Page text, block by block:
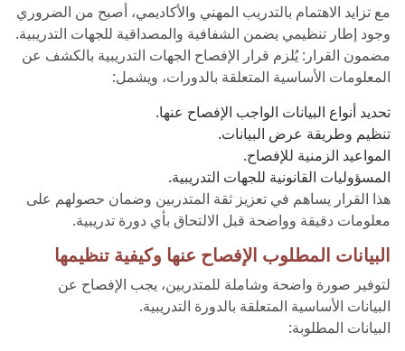
مع تزايد الاهتمام بالتدريب المهني والأكاديمي، أصبح من الضروري
وجود إطار تنظيمي يضمن الشفافية والمصداقية للجهات التدريبية.
مضمون القرار: يُلزم قرار الإفصاح الجهات التدريبية بالكشف عن
المعلومات الأساسية المتعلقة بالدورات، ويشمل:
تحديد أنواع البيانات الواجب الإفصاح عنها.
تنظيم وطريقة عرض البيانات.
المواعيد الزمنية للإفصاح.
المسؤوليات القانونية للجهات التدريبية.
هذا القرار يساهم في تعزيز ثقة المتدربين وضمان حصولهم على
معلومات دقيقة وواضحة قبل الالتحاق بأي دورة تدريبية.
البيانات المطلوب الإفصاح عنها وكيفية تنظيمها
لتوفير صورة واضحة وشاملة للمتدربين، يجب الإفصاح عن
البيانات الأساسية المتعلقة بالدورة التدريبية.
البيانات المطلوبة: